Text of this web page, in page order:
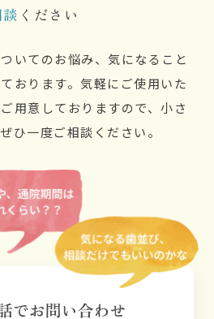
ください
いてのお悩み、気になること
おります。気軽にご使用いた
用意しておりますので、小さ
ひ一度ご相談ください。